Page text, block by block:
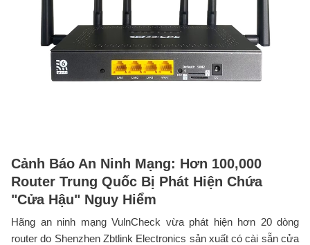
Cảnh Báo An Ninh Mạng: Hơn 100,000
Router Trung Quốc Bị Phát Hiện Chứa
"Cửa Hậu" Nguy Hiểm
Hãng an ninh mạng VulnCheck vừa phát hiện hơn 20 dòng
router do Shenzhen Zbtlink Electronics sản xuất có cài sẵn cửa